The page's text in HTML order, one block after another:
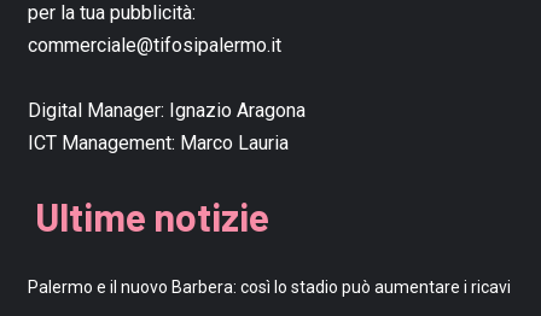
per la tua pubblicità:
commerciale@tifosipalermo.it
Digital Manager: Ignazio Aragona
ICT Management: Marco Lauria
Ultime notizie
Palermo e il nuovo Barbera: così lo stadio può aumentare i ricavi